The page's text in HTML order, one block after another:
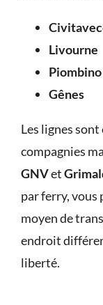
Livourne
Piombino
Gênes
Les lignes
compagnies
GNVet
par ferry, vous
moyen de
endroit
liberté.